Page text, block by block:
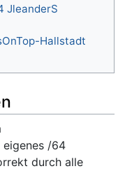
JleanderS
Hallstadt
/64
durch alle